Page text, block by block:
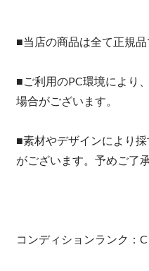
■当店の商品は全て正規品
■ご利用のPC環境により
場合がございます。
■素材やデザインにより
がございます。予めご了承
コンディションランク：C